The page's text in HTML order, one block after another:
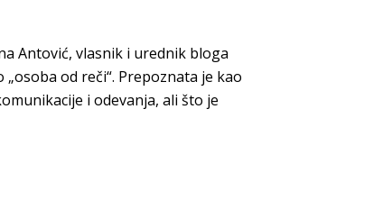
Antović, vlasnik i urednik bloga
od reči“. Prepoznata je kao
i odevanja, ali što je